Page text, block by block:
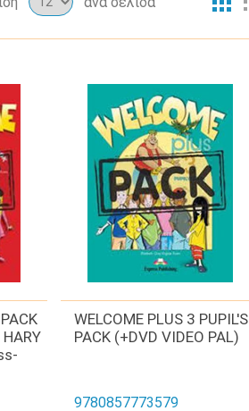
WELCOME PLUS 3 PUPIL'S
PACK (+DVD VIDEO PAL)
9780857773579